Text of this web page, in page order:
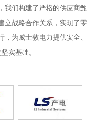
我们构建了严格的供应商甄
立战略合作关系，实现了零
为威士敦电力提供安全、
实基础。